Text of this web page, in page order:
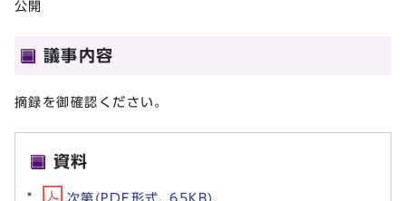
公開
議事内容
摘録を御確認ください。
資料
次第(PDF形式, 65KB)